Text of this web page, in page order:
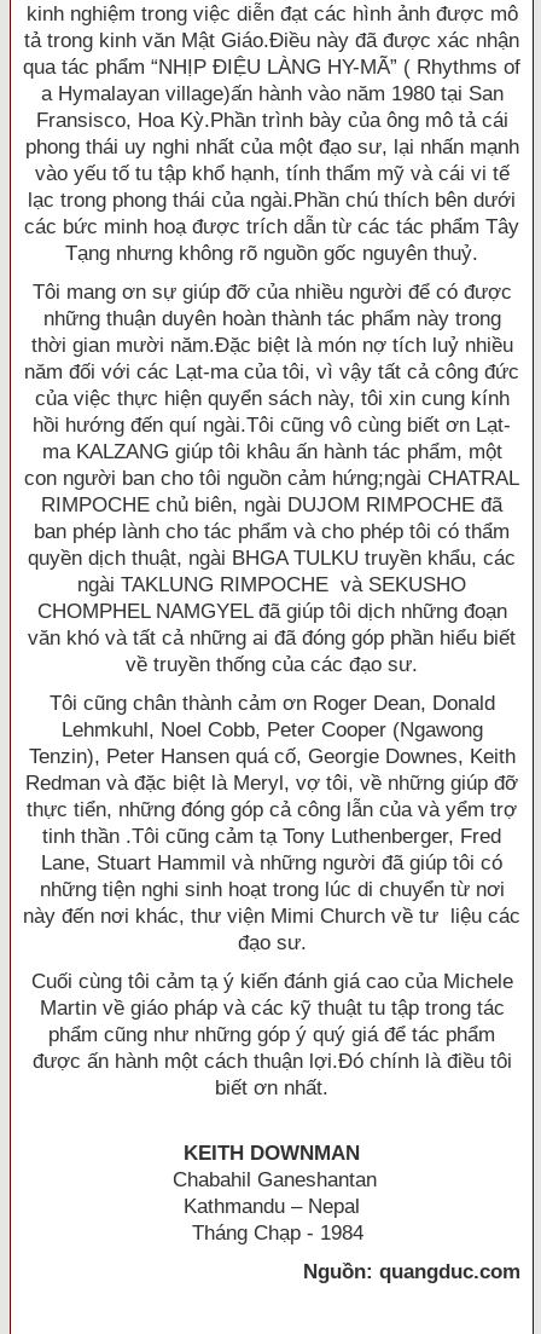
kinh nghiệm trong việc diễn đạt các hình ảnh được mô
tả trong kinh văn Mật Giáo.Ðiều này đã được xác nhận
qua tác phẩm “NHỊP ÐIỆU LÀNG HY-MÃ” ( Rhythms of
a Hymalayan village)ấn hành vào năm 1980 tại San
Fransisco, Hoa Kỳ.Phần trình bày của ông mô tả cái
phong thái uy nghi nhất của một đạo sư, lại nhấn mạnh
vào yếu tố tu tập khổ hạnh, tính thẩm mỹ và cái vi tế
lạc trong phong thái của ngài.Phần chú thích bên dưới
các bức minh hoạ được trích dẫn từ các tác phẩm Tây
Tạng nhưng không rõ nguồn gốc nguyên thuỷ.
Tôi mang ơn sự giúp đỡ của nhiều người để có được
những thuận duyên hoàn thành tác phẩm này trong
thời gian mười năm.Ðặc biệt là món nợ tích luỷ nhiều
năm đối với các Lạt-ma của tôi, vì vậy tất cả công đức
của việc thực hiện quyển sách này, tôi xin cung kính
hồi hướng đến quí ngài.Tôi cũng vô cùng biết ơn Lạt-
ma KALZANG giúp tôi khâu ấn hành tác phẩm, một
con người ban cho tôi nguồn cảm hứng;ngài CHATRAL
RIMPOCHE chủ biên, ngài DUJOM RIMPOCHE đã
ban phép lành cho tác phẩm và cho phép tôi có thẩm
quyền dịch thuật, ngài BHGA TULKU truyền khẩu, các
ngài TAKLUNG RIMPOCHE và SEKUSHO
CHOMPHEL NAMGYEL đã giúp tôi dịch những đoạn
văn khó và tất cả những ai đã đóng góp phần hiểu biết
về truyền thống của các đạo sư.
Tôi cũng chân thành cảm ơn Roger Dean, Donald
Lehmkuhl, Noel Cobb, Peter Cooper (Ngawong
Tenzin), Peter Hansen quá cố, Georgie Downes, Keith
Redman và đặc biệt là Meryl, vợ tôi, về những giúp đỡ
thực tiển, những đóng góp cả công lẫn của và yểm trợ
tinh thần .Tôi cũng cảm tạ Tony Luthenberger, Fred
Lane, Stuart Hammil và những người đã giúp tôi có
những tiện nghi sinh hoạt trong lúc di chuyển từ nơi
này đến nơi khác, thư viện Mimi Church về tư liệu các
đạo sư.
Cuối cùng tôi cảm tạ ý kiến đánh giá cao của Michele
Martin về giáo pháp và các kỹ thuật tu tập trong tác
phẩm cũng như những góp ý quý giá để tác phẩm
được ấn hành một cách thuận lợi.Ðó chính là điều tôi
biết ơn nhất.
KEITH DOWNMAN
Chabahil Ganeshantan
Kathmandu – Nepal
Tháng Chạp - 1984
Nguồn: quangduc.com